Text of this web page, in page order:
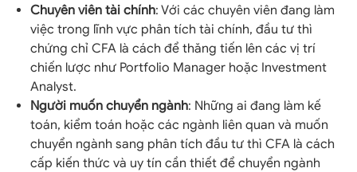
Chuyên viên tài chính: Với các chuyên viên đang làm
việc trong lĩnh vực phân tích tài chính, đầu tư thì
chứng chỉ CFA là cách để thăng tiến lên các vị trí
chiến lược như Portfolio Manager hoặc Investment
Analyst.
Người muốn chuyển ngành: Những ai đang làm kế
toán, kiểm toán hoặc các ngành liên quan và muốn
chuyển ngành sang phân tích đầu tư thì CFA là cách
cấp kiến thức và uy tín cần thiết để chuyển ngành